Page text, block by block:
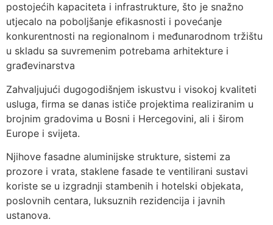
postojećih kapaciteta i infrastrukture, što je snažno
utjecalo na poboljšanje efikasnosti i povećanje
konkurentnosti na regionalnom i međunarodnom tržištu
u skladu sa suvremenim potrebama arhitekture i
građevinarstva
Zahvaljujući dugogodišnjem iskustvu i visokoj kvaliteti
usluga, firma se danas ističe projektima realiziranim u
brojnim gradovima u Bosni i Hercegovini, ali i širom
Europe i svijeta.
Njihove fasadne aluminijske strukture, sistemi za
prozore i vrata, staklene fasade te ventilirani sustavi
koriste se u izgradnji stambenih i hotelski objekata,
poslovnih centara, luksuznih rezidencija i javnih
ustanova.